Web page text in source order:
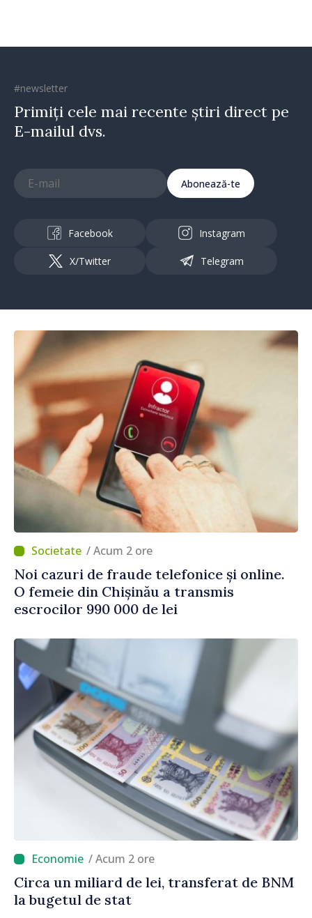
#newsletter
Primiți cele mai recente știri direct pe
E-mailul dvs.
Abonează-te
Facebook Instagram
X/Twitter Telegram
/ Acum 2 ore
Noi cazuri de fraude telefonice și online.
O femeie din Chișinău a transmis
escrocilor 990 000 de lei
/ Acum 2 ore
Circa un miliard de lei, transferat de BNM
la bugetul de stat